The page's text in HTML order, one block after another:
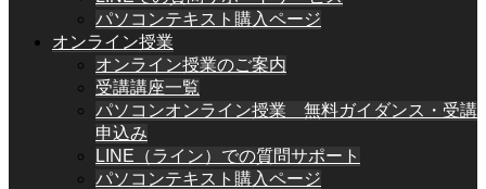
パソコンテキスト購入ページ
オンライン授業
オンライン授業のご案内
受講講座一覧
パソコンオンライン授業 無料ガイダンス・受講
申込み
LINE（ライン）での質問サポート
パソコンテキスト購入ページ